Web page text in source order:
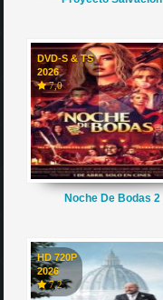
DVD-S & TS
2026
7,0
Noche De Bodas 2
HD 720P
2026
7,2